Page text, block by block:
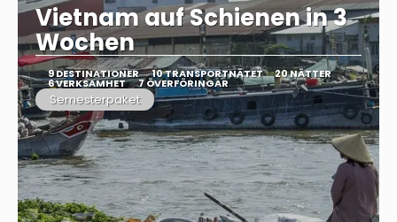
Vietnam auf Schienen in 3
Wochen
9 DESTINATIONER 10 TRANSPORTNÄTET 20 NÄTTER
6 VERKSAMHET 7 ÖVERFÖRINGAR
Semesterpaket